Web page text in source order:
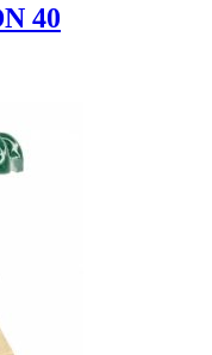
40